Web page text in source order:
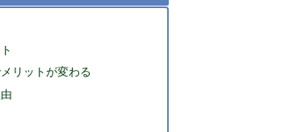
リットが変わる